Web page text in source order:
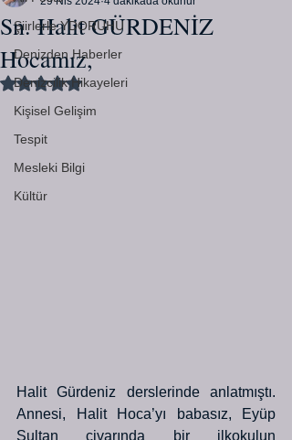
Şiirlerle YDORUHU
Denizden Haberler
Denizcilik Hikayeleri
Kişisel Gelişim
Tespit
Mesleki Bilgi
Kültür
Sn. Halit GÜRDENİZ
Hocamız,
5 üzerinden NaN yıldız
Halit Gürdeniz derslerinde anlatmıştı.
Annesi, Halit Hoca’yı babasız, Eyüp
Sultan civarında bir ilkokulun